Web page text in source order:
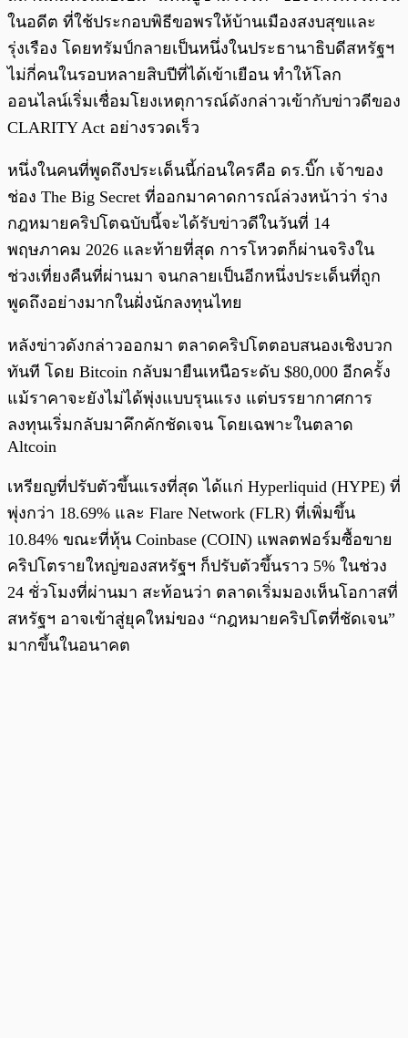
ในอดีต ที่ใช้ประกอบพิธีขอพรให้บ้านเมืองสงบสุขและ
รุ่งเรือง โดยทรัมป์กลายเป็นหนึ่งในประธานาธิบดีสหรัฐฯ
ไม่กี่คนในรอบหลายสิบปีที่ได้เข้าเยือน ทำให้โลก
ออนไลน์เริ่มเชื่อมโยงเหตุการณ์ดังกล่าวเข้ากับข่าวดีของ
CLARITY Act อย่างรวดเร็ว
หนึ่งในคนที่พูดถึงประเด็นนี้ก่อนใครคือ ดร.บิ๊ก เจ้าของ
ช่อง The Big Secret ที่ออกมาคาดการณ์ล่วงหน้าว่า ร่าง
กฎหมายคริปโตฉบับนี้จะได้รับข่าวดีในวันที่ 14
พฤษภาคม 2026 และท้ายที่สุด การโหวตก็ผ่านจริงใน
ช่วงเที่ยงคืนที่ผ่านมา จนกลายเป็นอีกหนึ่งประเด็นที่ถูก
พูดถึงอย่างมากในฝั่งนักลงทุนไทย
หลังข่าวดังกล่าวออกมา ตลาดคริปโตตอบสนองเชิงบวก
ทันที โดย Bitcoin กลับมายืนเหนือระดับ $80,000 อีกครั้ง
แม้ราคาจะยังไม่ได้พุ่งแบบรุนแรง แต่บรรยากาศการ
ลงทุนเริ่มกลับมาคึกคักชัดเจน โดยเฉพาะในตลาด
Altcoin
เหรียญที่ปรับตัวขึ้นแรงที่สุด ได้แก่ Hyperliquid (HYPE) ที่
พุ่งกว่า 18.69% และ Flare Network (FLR) ที่เพิ่มขึ้น
10.84% ขณะที่หุ้น Coinbase (COIN) แพลตฟอร์มซื้อขาย
คริปโตรายใหญ่ของสหรัฐฯ ก็ปรับตัวขึ้นราว 5% ในช่วง
24 ชั่วโมงที่ผ่านมา สะท้อนว่า ตลาดเริ่มมองเห็นโอกาสที่
สหรัฐฯ อาจเข้าสู่ยุคใหม่ของ “กฎหมายคริปโตที่ชัดเจน”
มากขึ้นในอนาคต